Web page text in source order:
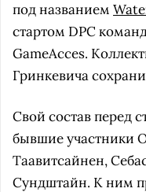
под названием
стартом DPC
GameAcces.
Гринкевича
Свой состав перед
бывшие участники
Таавитсайнен,
Сундштайн. К ним